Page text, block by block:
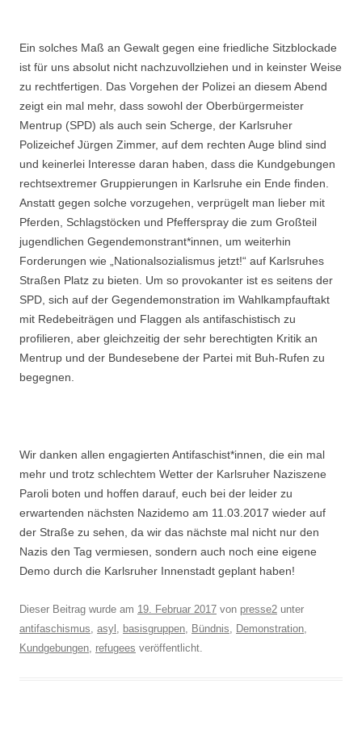
Ein solches Maß an Gewalt gegen eine friedliche Sitzblockade
ist für uns absolut nicht nachzuvollziehen und in keinster Weise
zu rechtfertigen. Das Vorgehen der Polizei an diesem Abend
zeigt ein mal mehr, dass sowohl der Oberbürgermeister
Mentrup (SPD) als auch sein Scherge, der Karlsruher
Polizeichef Jürgen Zimmer, auf dem rechten Auge blind sind
und keinerlei Interesse daran haben, dass die Kundgebungen
rechtsextremer Gruppierungen in Karlsruhe ein Ende finden.
Anstatt gegen solche vorzugehen, verprügelt man lieber mit
Pferden, Schlagstöcken und Pfefferspray die zum Großteil
jugendlichen Gegendemonstrant*innen, um weiterhin
Forderungen wie „Nationalsozialismus jetzt!“ auf Karlsruhes
Straßen Platz zu bieten. Um so provokanter ist es seitens der
SPD, sich auf der Gegendemonstration im Wahlkampfauftakt
mit Redebeiträgen und Flaggen als antifaschistisch zu
profilieren, aber gleichzeitig der sehr berechtigten Kritik an
Mentrup und der Bundesebene der Partei mit Buh-Rufen zu
begegnen.
Wir danken allen engagierten Antifaschist*innen, die ein mal
mehr und trotz schlechtem Wetter der Karlsruher Naziszene
Paroli boten und hoffen darauf, euch bei der leider zu
erwartenden nächsten Nazidemo am 11.03.2017 wieder auf
der Straße zu sehen, da wir das nächste mal nicht nur den
Nazis den Tag vermiesen, sondern auch noch eine eigene
Demo durch die Karlsruher Innenstadt geplant haben!
Dieser Beitrag wurde am 19. Februar 2017 von presse2 unter
antifaschismus asyl basisgruppen Bündnis Demonstration
Kundgebungen refugees veröffentlicht.